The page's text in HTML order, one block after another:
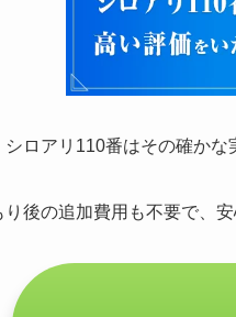
シロアリ110番はその確かな
り後の追加費用も不要で、